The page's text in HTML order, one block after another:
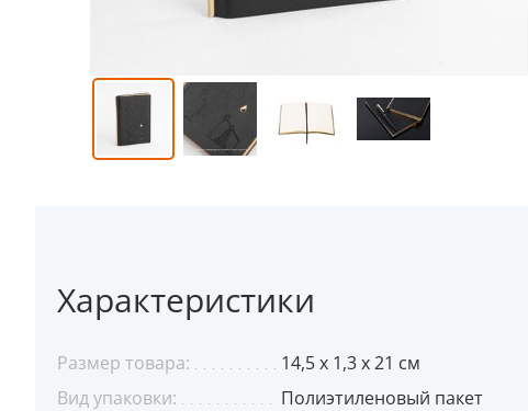
Характеристики
Размер товара:
14,5 х 1,3 х 21 см
Вид упаковки:
Полиэтиленовый пакет